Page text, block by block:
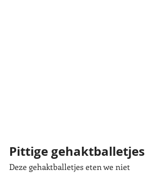
Pittige gehaktballetjes
Deze gehaktballetjes eten we niet